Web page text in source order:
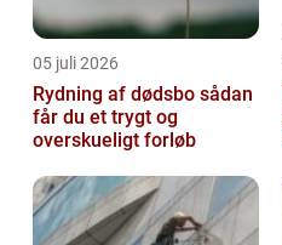
05 juli 2026
Rydning af dødsbo sådan
får du et trygt og
overskueligt forløb